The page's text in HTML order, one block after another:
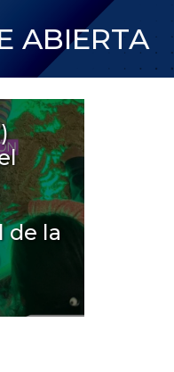
ABIERTA
de la